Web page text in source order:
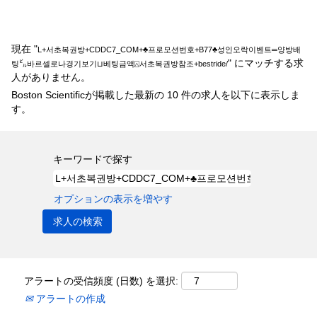
現在 "L+서초복권방+CDDC7_CОM+♣프로모션번호+B77♣성인오락이벤트═양방배
팅㌱바르셀로나경기보기⊔베팅금액⍓서초복권방참조+bestride/" にマッチする求
人がありません。
Boston Scientificが掲載した最新の 10 件の求人を以下に表示しま
す。
キーワードで探す
オプションの表示を増やす
アラートの受信頻度 (日数) を選択:
アラートの作成